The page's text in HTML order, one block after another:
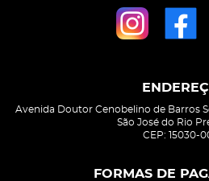
Avenida Doutor Cenobelino de Barros
São José do Rio
CEP: 15030-
FORMAS DE